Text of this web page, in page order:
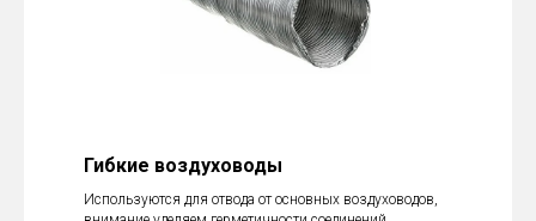
Гибкие воздуховоды
Используются для отвода от основных воздуховодов,